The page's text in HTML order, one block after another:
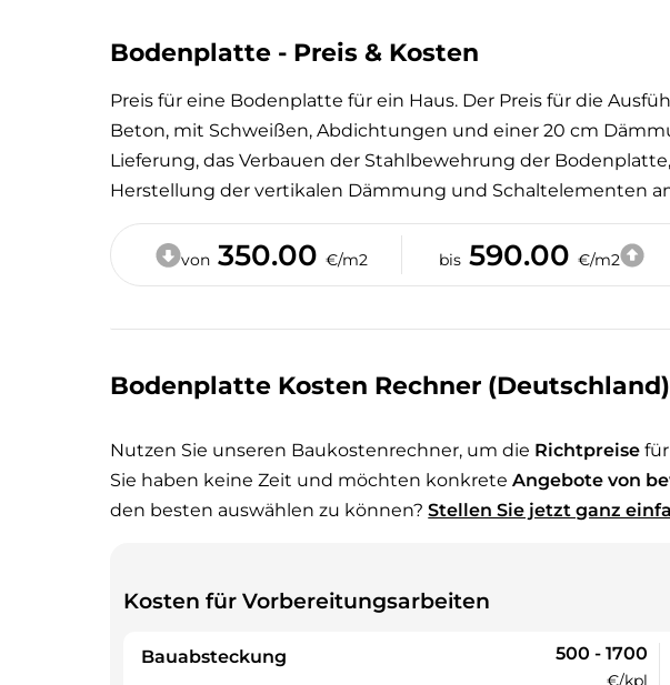
Bodenplatte - Preis & Kosten
Preis für eine Bodenplatte für ein Haus. Der Preis für die
Beton, mit Schweißen, Abdichtungen und einer 20 cm
Lieferung, das Verbauen der Stahlbewehrung der
Herstellung der vertikalen Dämmung und Schaltelementen
von350.00 €/m2 bis 590.00 €/m2
Bodenplatte Kosten Rechner
Nutzen Sie unseren Baukostenrechner, um die Richtpreise
Sie haben keine Zeit und möchten konkreteAngebote von
den besten auswählen zu können?Stellen Sie jetzt ganz
Kosten für Vorbereitungsarbeiten
Bauabsteckung 500 - 1700
€/kpl